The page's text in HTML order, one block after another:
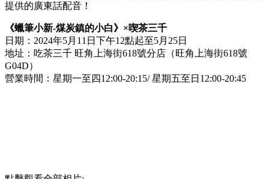
提供的廣東話配音！
《蠟筆小新-煤炭鎮的小白》×喫茶三千
日期：2024年5月11日下午12點起至5月25日
地址：吃茶三千 旺角上海街618號分店（旺角上海街618號
G04D）
營業時間：星期一至四12:00-20:15/ 星期五至日12:00-20:45